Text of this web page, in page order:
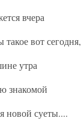
вчера
вот сегодня,
утра
знакомой
новой суеты....